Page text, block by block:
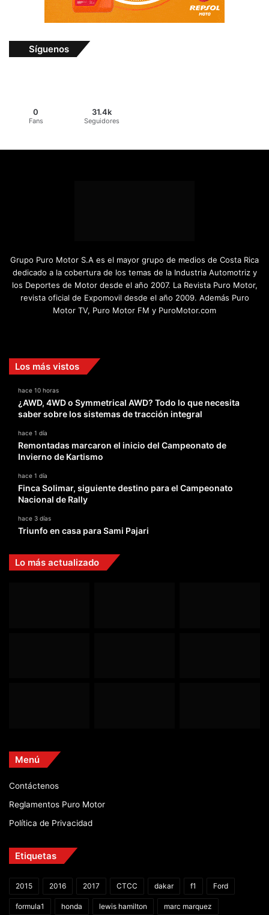
Síguenos
0
Fans
31.4k
Seguidores
Grupo Puro Motor S.A es el mayor grupo de medios de Costa Rica
dedicado a la cobertura de los temas de la Industria Automotriz y
los Deportes de Motor desde el año 2007. La Revista Puro Motor,
revista oficial de Expomovil desde el año 2009. Además Puro
Motor TV, Puro Motor FM y PuroMotor.com
Los más vistos
hace 10 horas
¿AWD, 4WD o Symmetrical AWD? Todo lo que necesita
saber sobre los sistemas de tracción integral
hace 1 día
Remontadas marcaron el inicio del Campeonato de
Invierno de Kartismo
hace 1 día
Finca Solimar, siguiente destino para el Campeonato
Nacional de Rally
hace 3 días
Triunfo en casa para Sami Pajari
Lo más actualizado
Menú
Contáctenos
Reglamentos Puro Motor
Política de Privacidad
Etiquetas
2015 2016 2017 CTCC dakar f1 Ford
formula1 honda lewis hamilton marc marquez